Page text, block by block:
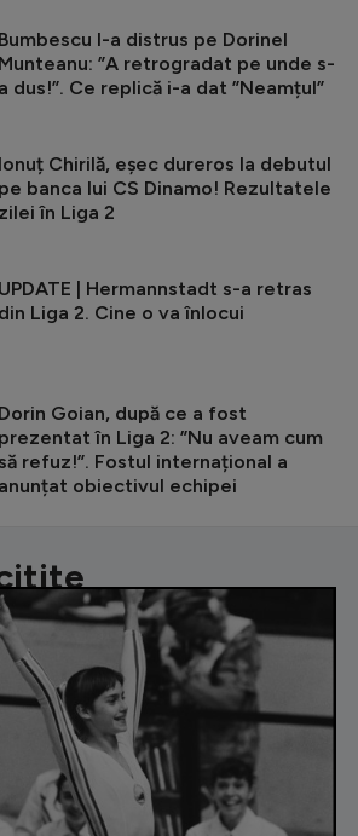
Bumbescu l-a distrus pe Dorinel
Munteanu: ”A retrogradat pe unde s-
a dus!”. Ce replică i-a dat ”Neamțul”
Ionuț Chirilă, eșec dureros la debutul
pe banca lui CS Dinamo! Rezultatele
zilei în Liga 2
UPDATE | Hermannstadt s-a retras
din Liga 2. Cine o va înlocui
Dorin Goian, după ce a fost
prezentat în Liga 2: ”Nu aveam cum
să refuz!”. Fostul internațional a
anunțat obiectivul echipei